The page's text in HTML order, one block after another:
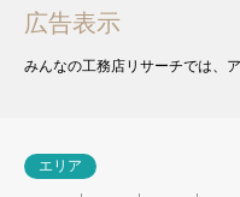
広告表示
みんなの工務店リサーチでは、
エリア